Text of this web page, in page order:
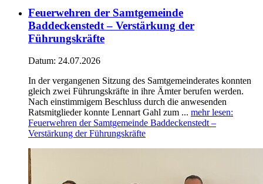
Feuerwehren der Samtgemeinde
Baddeckenstedt – Verstärkung der
Führungskräfte
Datum: 24.07.2026
In der vergangenen Sitzung des Samtgemeinderates konnten
gleich zwei Führungskräfte in ihre Ämter berufen werden.
Nach einstimmigem Beschluss durch die anwesenden
Ratsmitglieder konnte Lennart Gahl zum ... mehr lesen:
Feuerwehren der Samtgemeinde Baddeckenstedt –
Verstärkung der Führungskräfte